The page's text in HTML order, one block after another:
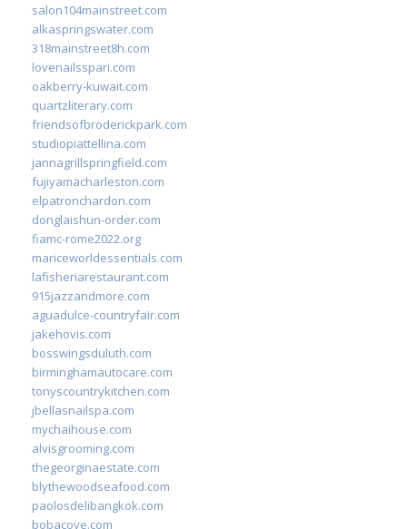
salon104mainstreet.com
alkaspringswater.com
318mainstreet8h.com
lovenailsspari.com
oakberry-kuwait.com
quartzliterary.com
friendsofbroderickpark.com
studiopiattellina.com
jannagrillspringfield.com
fujiyamacharleston.com
elpatronchardon.com
donglaishun-order.com
fiamc-rome2022.org
mariceworldessentials.com
lafisheriarestaurant.com
915jazzandmore.com
aguadulce-countryfair.com
jakehovis.com
bosswingsduluth.com
birminghamautocare.com
tonyscountrykitchen.com
jbellasnailspa.com
mychaihouse.com
alvisgrooming.com
thegeorginaestate.com
blythewoodseafood.com
paolosdelibangkok.com
bobacove.com